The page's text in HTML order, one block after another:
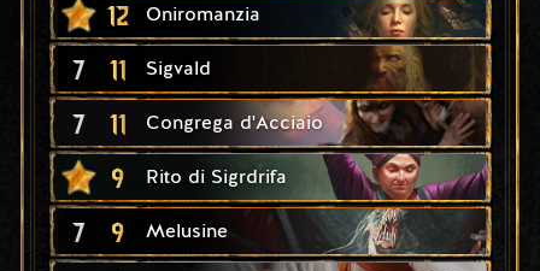
12 Oniromanzia
7 11 Sigvald
7 11 Congrega d'Acciaio
9 Rito di Sigrdrifa
7 9 Melusine